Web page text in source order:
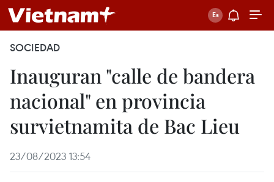
SOCIEDAD
Inauguran "calle de bandera
nacional" en provincia
survietnamita de Bac Lieu
23/08/2023 13:54